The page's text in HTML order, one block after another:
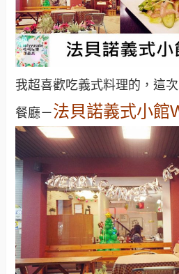
我超喜歡吃義式料理的，這
餐廳－法貝諾義式小館